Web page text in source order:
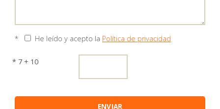
* He leído y acepto la Política de privacidad
* 7 + 10